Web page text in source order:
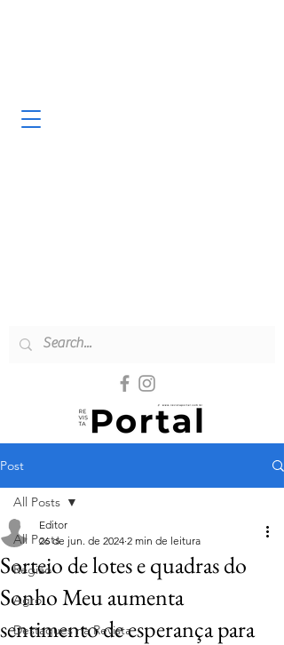
Post
All Posts
Região
Agro
Destaques na Revista
All Posts
Sorteio de lotes e quadras do
Sonho Meu aumenta
sentimento de esperança para
Editor
26 de jun. de 2024 2 min de leitura